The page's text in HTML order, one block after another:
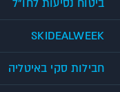
ביטוח נסיעות לחו"ל
SKIDEALWEEK
חבילות סקי באיטליה